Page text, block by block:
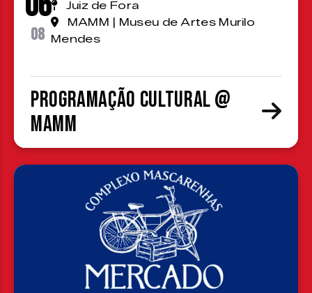
08
Juiz de Fora
MAMM | Museu de Artes Murilo
Mendes
Programação cultural @
MAMM